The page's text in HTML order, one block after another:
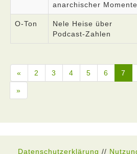
anarchischer
O-Ton
Nele Heise über
Podcast-Zahlen
« 2 3 4 5 6 7
»
Datenschutzerklärung //